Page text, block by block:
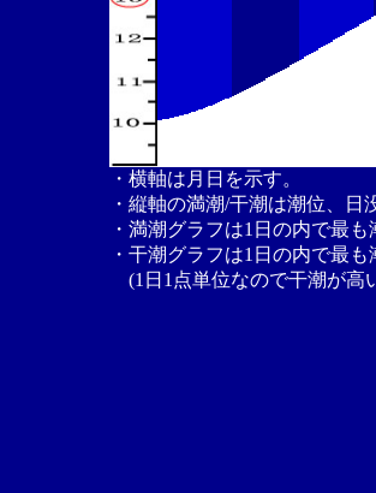
・横軸は月日を示す。
・縦軸の満潮/干潮は潮位、
・満潮グラフは1日の内で最
・干潮グラフは1日の内で最
(1日1点単位なので干潮が高